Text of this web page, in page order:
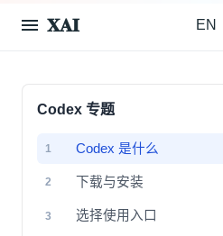
𝐗𝐀𝐈 EN
Codex 专题
1 Codex 是什么
2 下载与安装
3 选择使用入口